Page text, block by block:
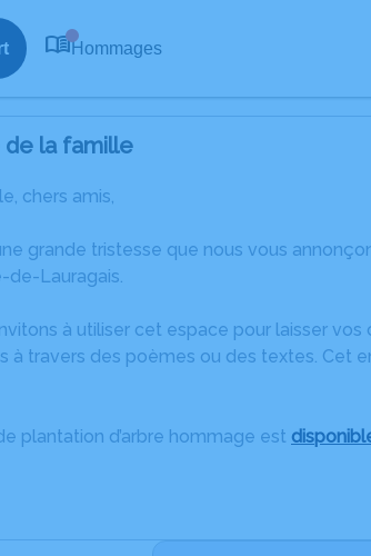
Hommages
de la famille
chers amis,
grande tristesse que nous vous
de-Lauragais.
à utiliser cet espace pour laisser
à travers des poèmes ou des textes. Cet
plantation d’arbre hommage est